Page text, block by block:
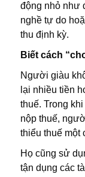
động nhỏ như
nghề tự do
thu định kỳ.
Biết cách
Người giàu
lại nhiều tiền
thuế. Trong
nộp thuế,
thiểu thuế một
Họ cũng sử
tận dụng các